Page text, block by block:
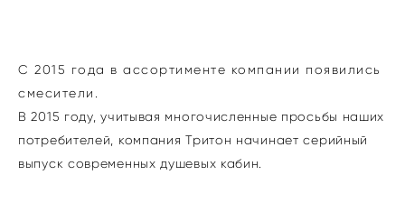
С 2015 года в ассортименте компании появились
смесители.
В 2015 году, учитывая многочисленные просьбы наших
потребителей, компания Тритон начинает серийный
выпуск современных душевых кабин.